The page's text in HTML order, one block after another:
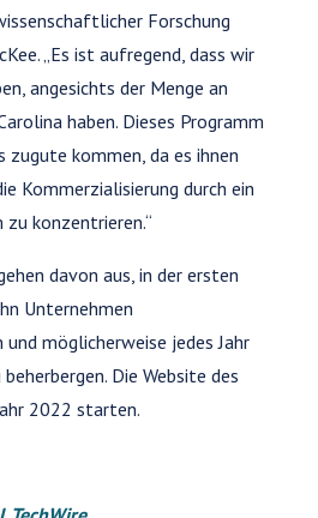
Forschung
„Es ist aufregend, dass wir
angesichts der Menge an
haben. Dieses Programm
zugute kommen, da es ihnen
Kommerzialisierung durch ein
konzentrieren.“
davon aus, in der ersten
Unternehmen
möglicherweise jedes Jahr
Die Website des
2022 starten.